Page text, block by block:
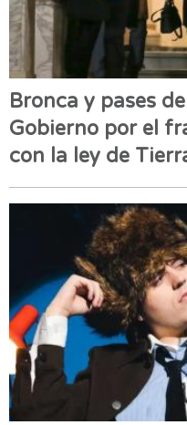
Bronca y pases
Gobierno por el
con la ley de